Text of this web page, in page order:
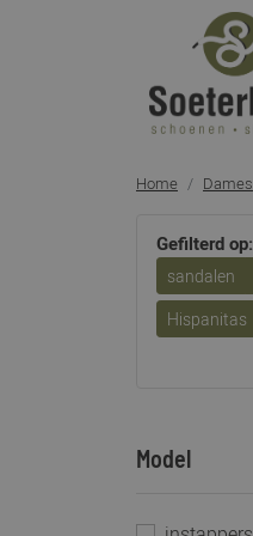
Home Dames
Gefilterd op:
sandalen
Hispanitas
Model